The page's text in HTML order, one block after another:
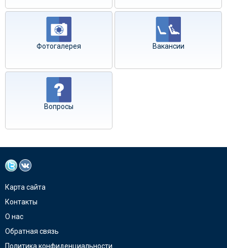
Фотогалерея Вакансии
Вопросы
Карта сайта
Контакты
О нас
Обратная связь
Политика конфиденциальности